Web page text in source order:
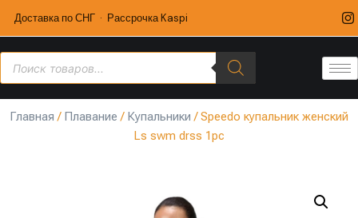
Доставка по СНГ · Рассрочка Kaspi
Главная / Плавание / Купальники / Speedo купальник женский
Ls swm drss 1pc